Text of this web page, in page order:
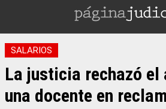
SALARIOS
La justicia rechazó el
una docente en